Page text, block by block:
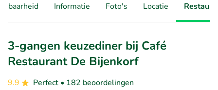
Informatie Foto's Locatie
3-gangen keuzediner bij Café
Restaurant De Bijenkorf
9.9 Perfect • 182 beoordelingen